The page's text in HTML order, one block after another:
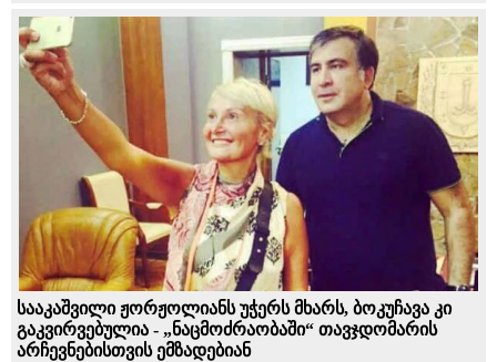
სააკაშვილი ჟორჟოლიანს უჭერს მხარს, ბოკუჩავა კი
გაკვირვებულია - „ნაცმოძრაობაში“ თავჯდომარის
არჩევნებისთვის ემზადებიან